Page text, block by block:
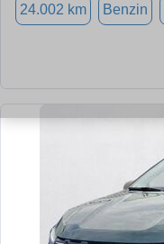
24.002 km Benzin